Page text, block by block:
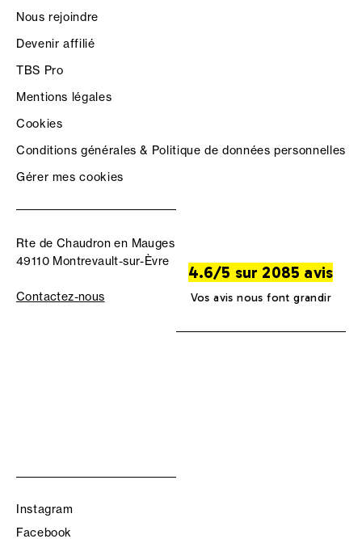
Nous rejoindre
Devenir affilié
TBS Pro
Mentions légales
Cookies
Conditions générales & Politique de données personnelles
Gérer mes cookies
Rte de Chaudron en Mauges
49110 Montrevault-sur-Èvre
Contactez-nous
4.6/5 sur 2085 avis
Vos avis nous font grandir
Instagram
Facebook